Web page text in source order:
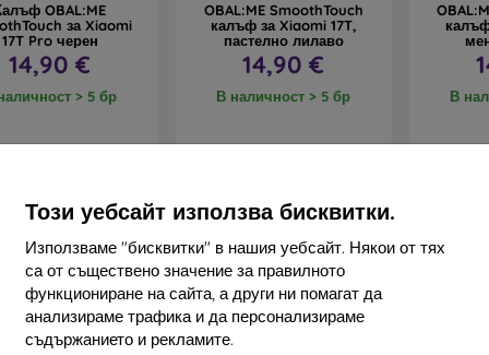
Този уебсайт използва бисквитки.
Използваме "бисквитки" в нашия уебсайт. Някои от тях
са от съществено значение за правилното
функциониране на сайта, а други ни помагат да
анализираме трафика и да персонализираме
съдържанието и рекламите.
OBAL:ME
за Xiaomi
17T Pro черен
14,90 €
> 5 бр
OBAL:ME SmoothTouch
калъф за Xiaomi 17T,
пастелно лилаво
14,90 €
В наличност > 5 бр В
Ново Ново